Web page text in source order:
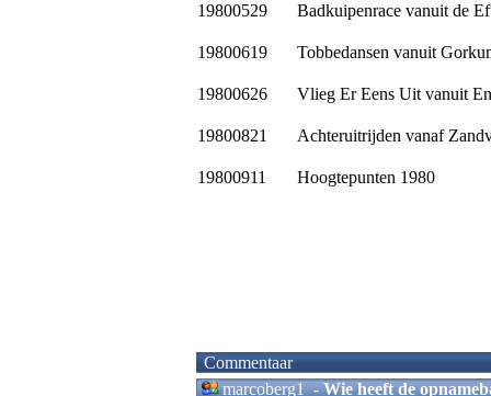
19800529
Badkuipenrace vanuit de
19800619 Tobbedansen vanuit
19800626 Vlieg Er Eens Uit vanuit
19800821 Achteruitrijden vanaf
19800911 Hoogtepunten 1980
Commentaar
marcoberg1-Wie heeft de